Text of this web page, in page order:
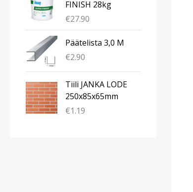
FINISH 28kg
€27.90
Päätelista 3,0 M
€2.90
Tiili JANKA LODE
250x85x65mm
€1.19